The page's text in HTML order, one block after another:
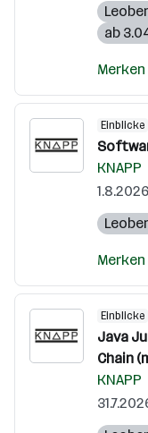
ab
Merken
Einblicke
KNAPP
1.8.2026
Merken
Einblicke
Java
Chain
KNAPP